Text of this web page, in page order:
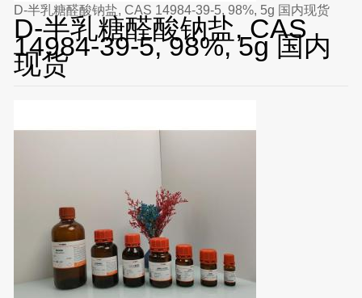
D-半乳糖醛酸钠盐, CAS 14984-39-5, 98%, 5g 国内现货
D-半乳糖醛酸钠盐, CAS
14984-39-5, 98%, 5g 国内
现货